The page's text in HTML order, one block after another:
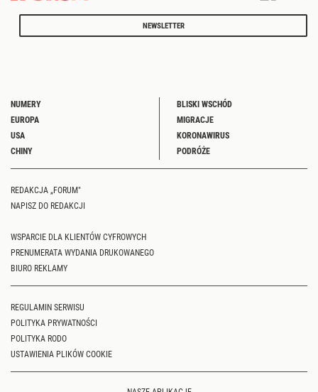
NEWSLETTER
NUMERY
EUROPA
USA
CHINY
BLISKI WSCHÓD
MIGRACJE
KORONAWIRUS
PODRÓŻE
REDAKCJA „FORUM"
NAPISZ DO REDAKCJI
WSPARCIE DLA KLIENTÓW CYFROWYCH
PRENUMERATA WYDANIA DRUKOWANEGO
BIURO REKLAMY
REGULAMIN SERWISU
POLITYKA PRYWATNOŚCI
POLITYKA RODO
USTAWIENIA PLIKÓW COOKIE